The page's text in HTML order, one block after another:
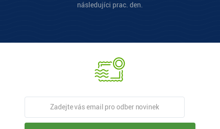
následujíci prac. den.